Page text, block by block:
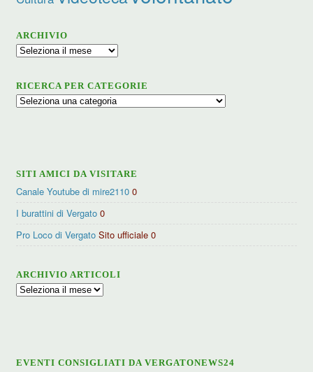
ARCHIVIO
Archivio
RICERCA PER CATEGORIE
Ricerca
SITI AMICI DA VISITARE
Canale Youtube di mire2110 0
I burattini di Vergato 0
Pro Loco di Vergato Sito ufficiale 0
ARCHIVIO ARTICOLI
Archivio
EVENTI CONSIGLIATI DA VERGATONEWS24